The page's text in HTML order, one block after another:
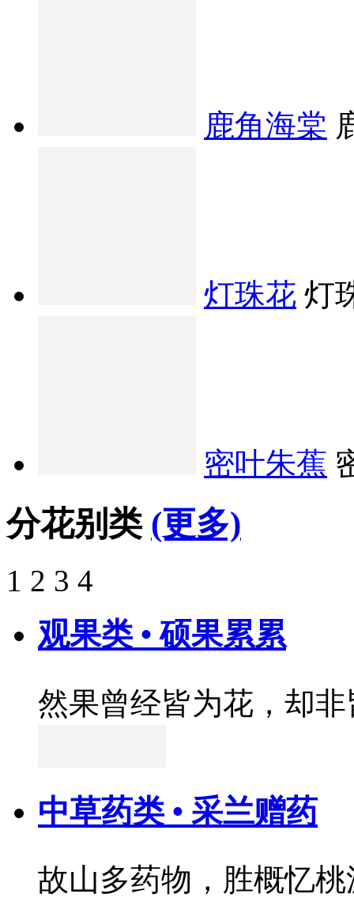
鹿角海棠
灯珠花 灯
密叶朱蕉
分花别类 (更多)
1 2 3 4
观果类 • 硕果累累
然果曾经皆为花，却
中草药类 • 采兰赠药
故山多药物，胜概忆桃